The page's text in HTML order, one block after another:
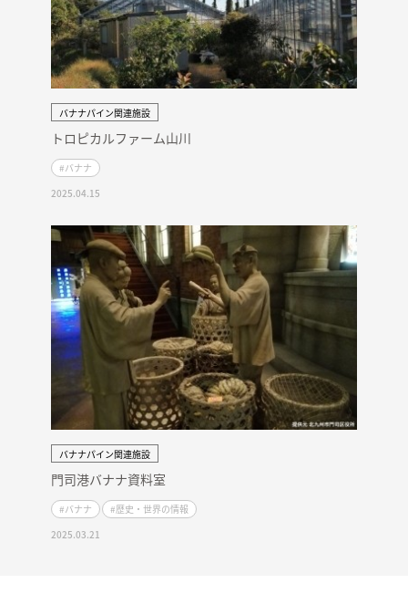
バナナパイン関連施設
2025.04.15
トロピカルファーム山川
#バナナ
バナナパイン関連施設
2025.03.21
門司港バナナ資料室
#バナナ #歴史・世界の情報